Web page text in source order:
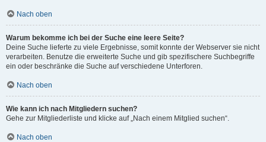
Nach oben
Warum bekomme ich bei der Suche eine leere Seite?
Deine Suche lieferte zu viele Ergebnisse, somit konnte der Webserver sie nicht
verarbeiten. Benutze die erweiterte Suche und gib spezifischere Suchbegriffe
ein oder beschränke die Suche auf verschiedene Unterforen.
Nach oben
Wie kann ich nach Mitgliedern suchen?
Gehe zur Mitgliederliste und klicke auf „Nach einem Mitglied suchen“.
Nach oben